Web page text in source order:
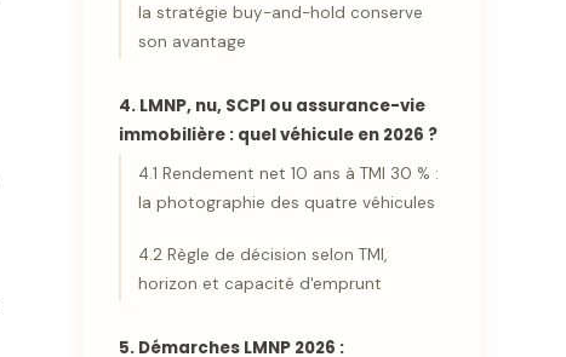
la stratégie buy-and-hold conserve
son avantage
4. LMNP, nu, SCPI ou assurance-vie
immobilière : quel véhicule en 2026 ?
4.1 Rendement net 10 ans à TMI 30 % :
la photographie des quatre véhicules
4.2 Règle de décision selon TMI,
horizon et capacité d'emprunt
5. Démarches LMNP 2026 :